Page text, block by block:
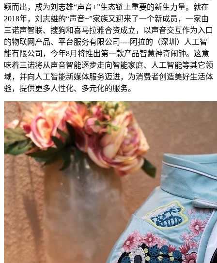
颖而出，成为刘志雄“声音+”生态链上重要的新生力量。就在
2018年，刘志雄的“声音+”家族又迎来了一个新成员，一家由
三诺声智联、搜狗和喜马拉雅合资成立，以声音交互作为入口
的物联网产品、平台服务有限公司----阿拉的（深圳）人工智
能有限公司，今年8月将推出第一款产品智慧神奇闹钟。这意
味着三诺将从声音智能逐步走向智能家庭、人工智能等其它领
域，并向人工智能新媒体服务迈进，为消费者创造美好生活体
验，提供更多人性化、多元化的服务。